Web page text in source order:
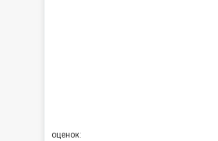
оценок: